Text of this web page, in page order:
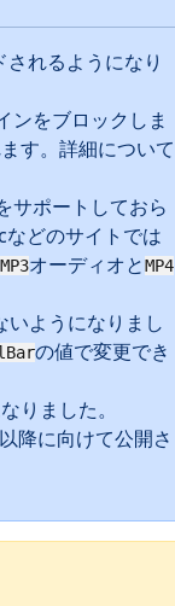
れるようになり
をブロックしま
す。詳細について
サポートしておら
どのサイトでは
MP3オーディオとMP4
ようになりまし
の値で変更でき
りました。
降に向けて公開さ